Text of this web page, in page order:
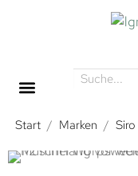
Start / Marken / Siro